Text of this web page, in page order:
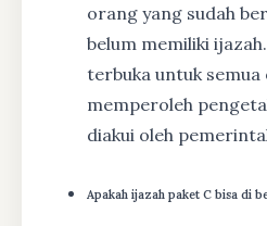
orang yang sudah
belum memiliki
terbuka untuk
memperoleh
diakui oleh
Apakah ijazah paket C bisa di